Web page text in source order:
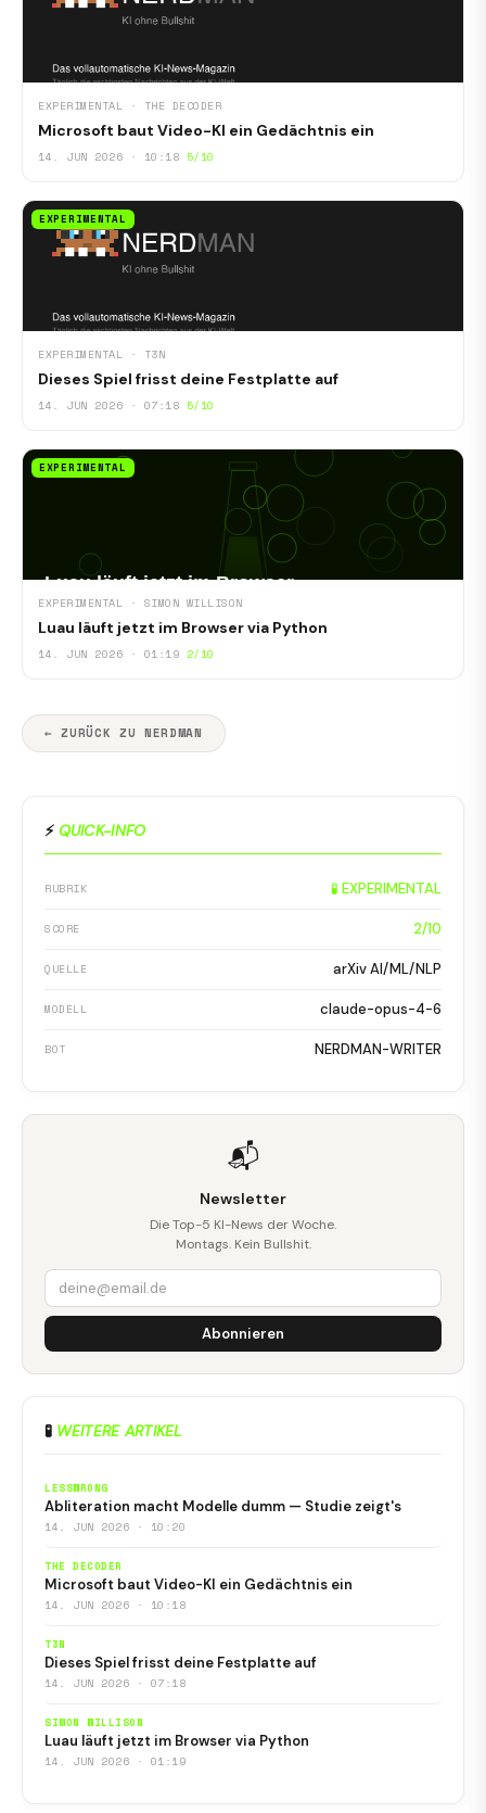
EXPERIMENTAL · THE DECODER
Microsoft baut Video-KI ein Gedächtnis ein
14. JUN 2026 · 10:18 5/10
EXPERIMENTAL
EXPERIMENTAL · T3N
Dieses Spiel frisst deine Festplatte auf
14. JUN 2026 · 07:18 5/10
EXPERIMENTAL
EXPERIMENTAL · SIMON WILLISON
Luau läuft jetzt im Browser via Python
14. JUN 2026 · 01:19 2/10
← ZURÜCK ZU NERDMAN
⚡ QUICK-INFO
RUBRIK 🧪 EXPERIMENTAL
SCORE 2/10
QUELLE arXiv AI/ML/NLP
MODELL claude-opus-4-6
BOT NERDMAN-WRITER
📬
Newsletter
Die Top-5 KI-News der Woche.
Montags. Kein Bullshit.
Abonnieren
🧪 WEITERE ARTIKEL
LESSWRONG
Abliteration macht Modelle dumm — Studie zeigt's
14. JUN 2026 · 10:20
THE DECODER
Microsoft baut Video-KI ein Gedächtnis ein
14. JUN 2026 · 10:18
T3N
Dieses Spiel frisst deine Festplatte auf
14. JUN 2026 · 07:18
SIMON WILLISON
Luau läuft jetzt im Browser via Python
14. JUN 2026 · 01:19